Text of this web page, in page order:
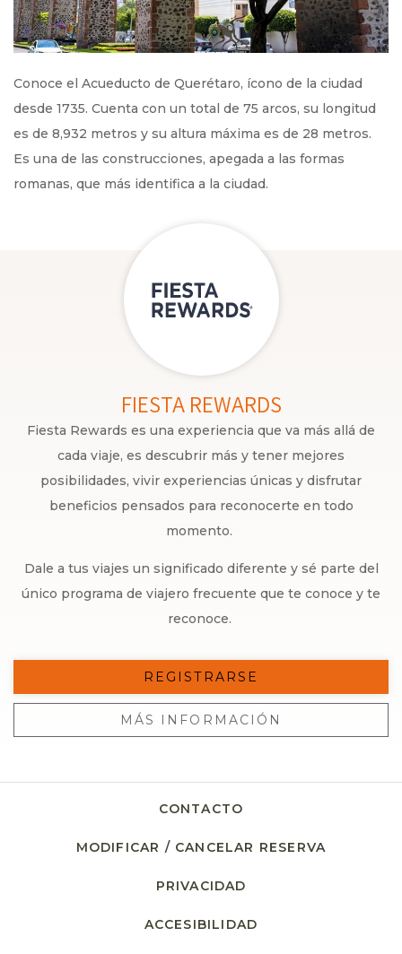
Conoce el Acueducto de Querétaro, ícono de la ciudad
desde 1735. Cuenta con un total de 75 arcos, su longitud
es de 8,932 metros y su altura máxima es de 28 metros.
Es una de las construcciones, apegada a las formas
romanas, que más identifica a la ciudad.
FIESTA REWARDS
Fiesta Rewards es una experiencia que va más allá de
cada viaje, es descubrir más y tener mejores
posibilidades, vivir experiencias únicas y disfrutar
beneficios pensados para reconocerte en todo
momento.
Dale a tus viajes un significado diferente y sé parte del
único programa de viajero frecuente que te conoce y te
reconoce.
REGISTRARSE
MÁS INFORMACIÓN
CONTACTO
MODIFICAR / CANCELAR RESERVA
PRIVACIDAD
ACCESIBILIDAD